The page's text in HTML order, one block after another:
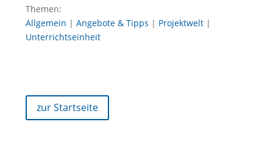
Themen:
Allgemein | Angebote & Tipps | Projektwelt |
Unterrichtseinheit
zur Startseite